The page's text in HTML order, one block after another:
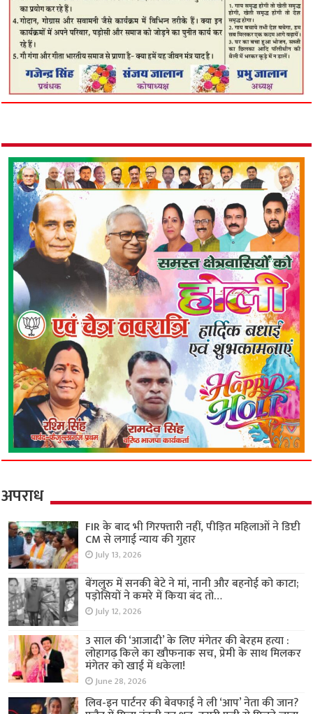
अपराध
FIR के बाद भी गिरफ्तारी नहीं, पीड़ित महिलाओं ने डिप्टी
CM से लगाई न्याय की गुहार
July 13, 2026
बेंगलुरु में सनकी बेटे ने मां, नानी और बहनोई को काटा;
पड़ोसियों ने कमरे में किया बंद तो…
July 12, 2026
3 साल की ‘आजादी’ के लिए मंगेतर की बेरहम हत्या :
लोहागढ़ किले का खौफनाक सच, प्रेमी के साथ मिलकर
मंगेतर को खाई में धकेला!
June 28, 2026
लिव-इन पार्टनर की बेवफाई ने ली ‘आप’ नेता की जान?